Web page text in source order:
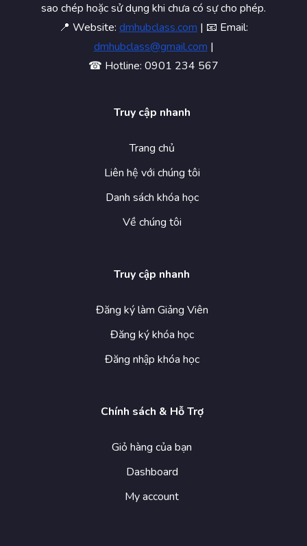
sao chép hoặc sử dụng khi chưa có sự cho phép.
📍 Website: dmhubclass.com | 📧 Email:
dmhubclass@gmail.com |
☎ Hotline: 0901 234 567
Truy cập nhanh
Trang chủ
Liên hệ với chúng tôi
Danh sách khóa học
Về chúng tôi
Truy cập nhanh
Đăng ký làm Giảng Viên
Đăng ký khóa học
Đăng nhập khóa học
Chính sách & Hỗ Trợ
Giỏ hàng của bạn
Dashboard
My account